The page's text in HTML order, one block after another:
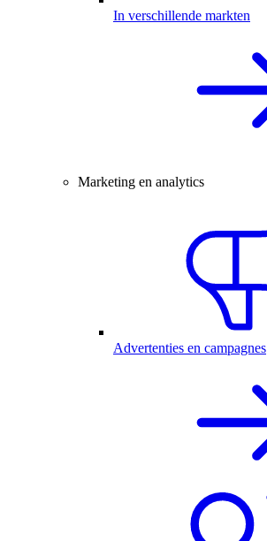
In verschillende markten
Marketing en analytics
Advertenties en campagnes